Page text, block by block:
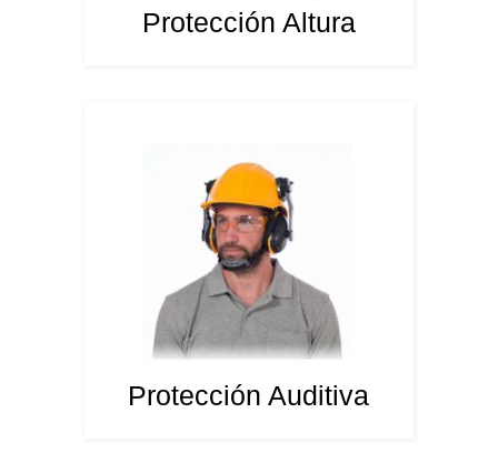
Protección Altura
Protección Auditiva